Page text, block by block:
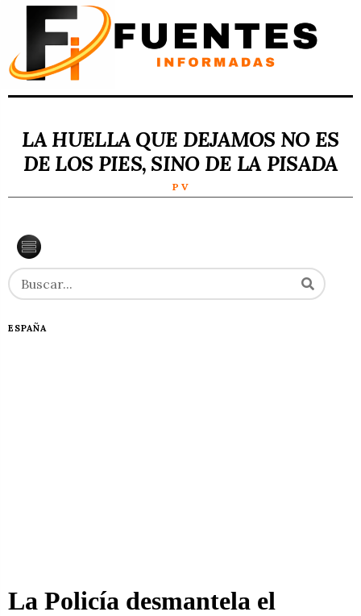
LA HUELLA QUE DEJAMOS NO ES
DE LOS PIES, SINO DE LA PISADA
P V
ESPAÑA
La Policía desmantela el